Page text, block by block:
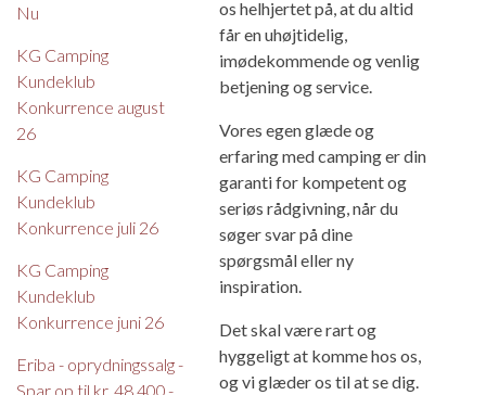
Nu
KG Camping
Kundeklub
Konkurrence august
26
KG Camping
Kundeklub
Konkurrence juli 26
KG Camping
Kundeklub
Konkurrence juni 26
Eriba - oprydningssalg -
Spar op til kr. 48.400,-
os helhjertet på, at du altid
får en uhøjtidelig,
imødekommende og venlig
betjening og service.
Vores egen glæde og
erfaring med camping er din
garanti for kompetent og
seriøs rådgivning, når du
søger svar på dine
spørgsmål eller ny
inspiration.
Det skal være rart og
hyggeligt at komme hos os,
og vi glæder os til at se dig.